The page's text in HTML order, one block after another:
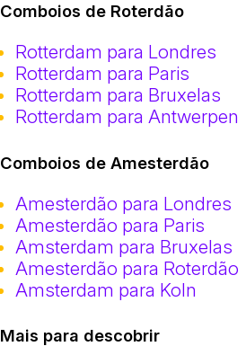
Comboios de Roterdão
Rotterdam para Londres
Rotterdam para Paris
Rotterdam para Bruxelas
Rotterdam para Antwerpen
Comboios de Amesterdão
Amesterdão para Londres
Amesterdão para Paris
Amsterdam para Bruxelas
Amesterdão para Roterdão
Amsterdam para Koln
Mais para descobrir